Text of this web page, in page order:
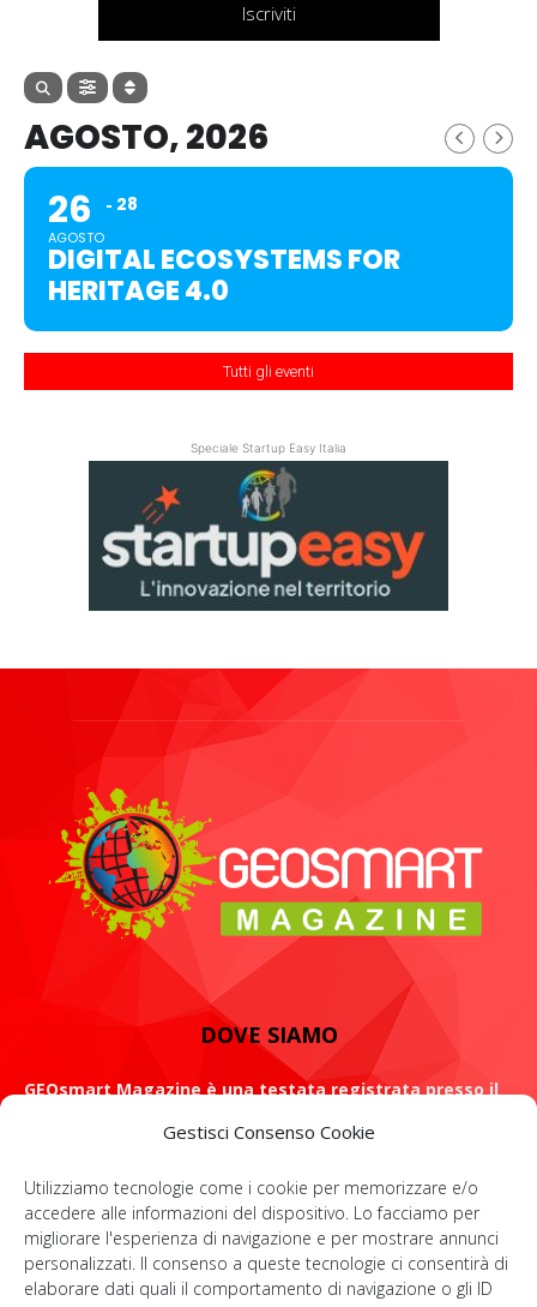
Gestisci Consenso Cookie
Utilizziamo tecnologie come i cookie per memorizzare e/o
accedere alle informazioni del dispositivo. Lo facciamo per
migliorare l'esperienza di navigazione e per mostrare annunci
personalizzati. Il consenso a queste tecnologie ci consentirà di
elaborare dati quali il comportamento di navigazione o gli ID
Iscriviti
AGOSTO, 2026
26
AGOSTO
28
DIGITAL ECOSYSTEMS FOR
HERITAGE 4.0
Tutti gli eventi
Speciale Startup Easy Italia
DOVE SIAMO
GEOsmart Magazine è una testata registrata presso il
ROMA: Via Casilina 98, 00182
Contattaci:info@geosmartmagazine.it